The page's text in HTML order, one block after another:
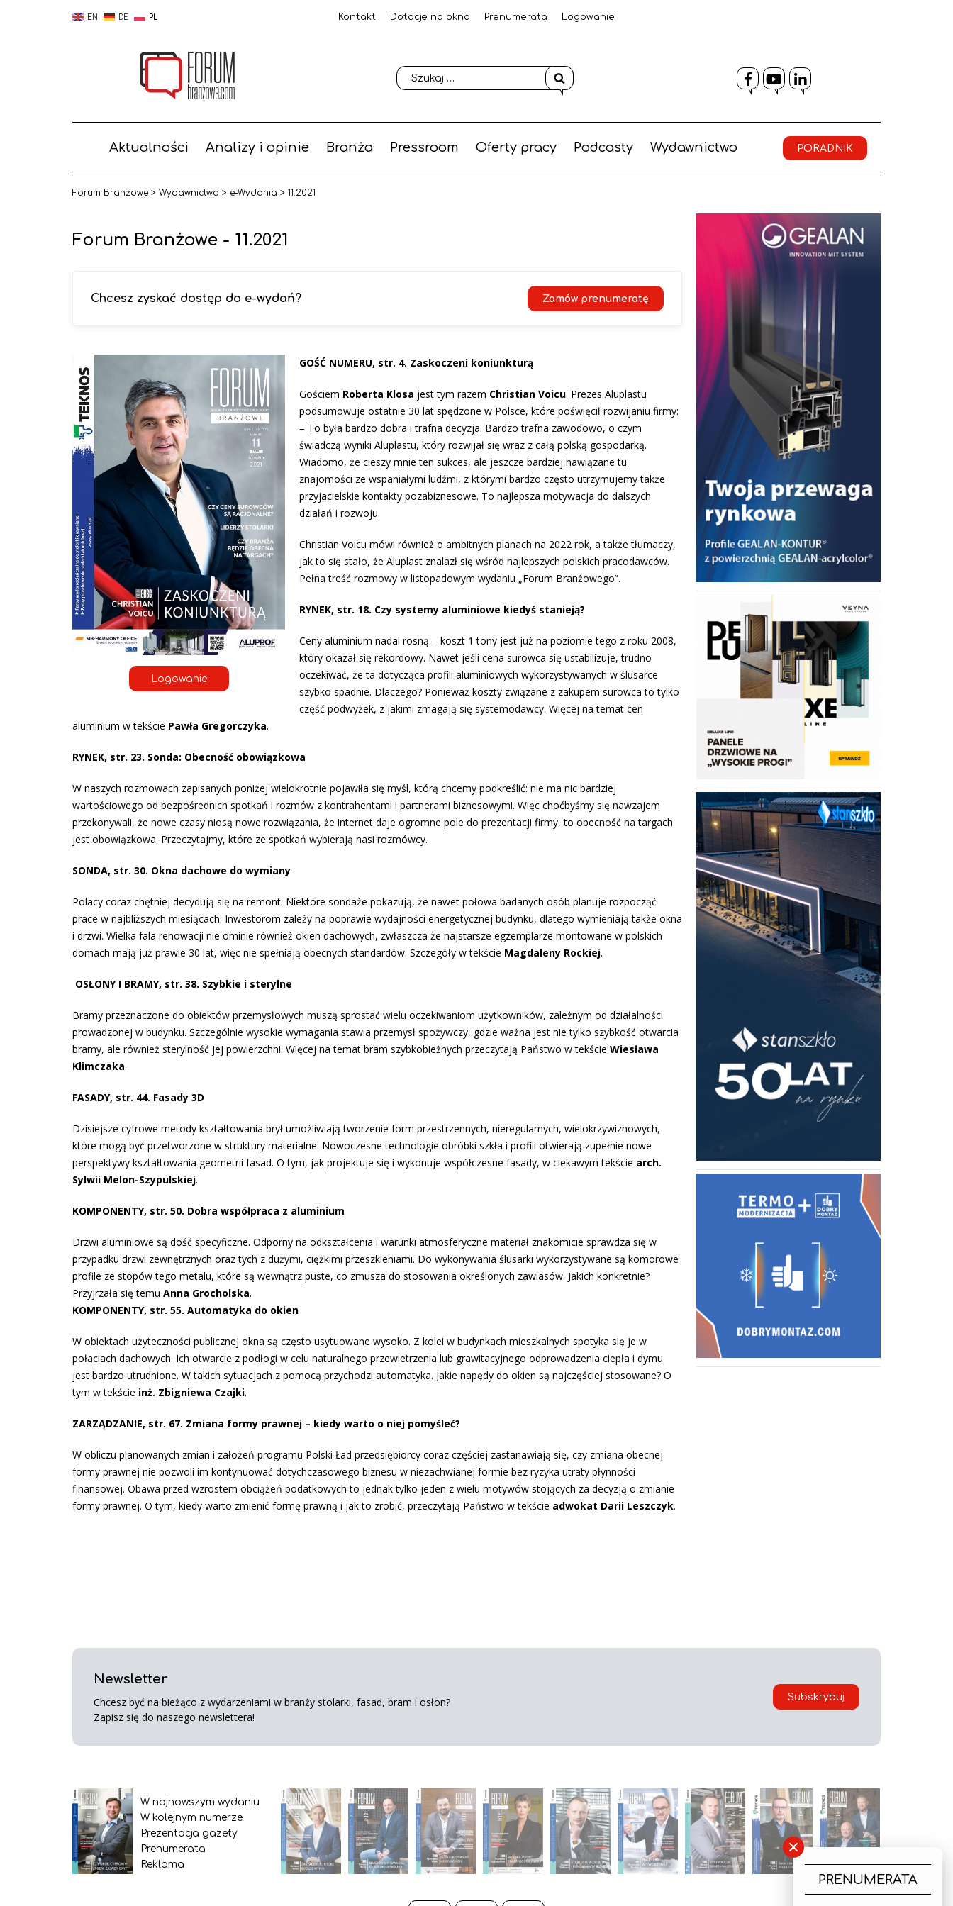
EN DE PL Kontakt Dotacje na okna Prenumerata Logowanie
Facebook
YouTube
LinkedIn
Aktualności Analizy i opinie Branża Pressroom Oferty pracy Podcasty Wydawnictwo PORADNIK
Forum Branżowe > Wydawnictwo > e-Wydania > 11.2021
Forum Branżowe - 11.2021
Chcesz zyskać dostęp do e-wydań? Zamów prenumeratę
Logowanie
GOŚĆ NUMERU, str. 4. Zaskoczeni koniunkturą
Gościem Roberta Klosa jest tym razem Christian Voicu. Prezes Aluplastu
podsumowuje ostatnie 30 lat spędzone w Polsce, które poświęcił rozwijaniu firmy:
– To była bardzo dobra i trafna decyzja. Bar­dzo trafna zawodowo, o czym
świadczą wy­niki Aluplastu, który rozwijał się wraz z całą polską gospodarką.
Wiadomo, że cieszy mnie ten sukces, ale jeszcze bardziej nawiązane tu
znajomości ze wspaniałymi ludźmi, z którymi bardzo często utrzymujemy także
przyjaciel­skie kontakty pozabiznesowe. To najlepsza motywacja do dalszych
działań i rozwoju.
Christian Voicu mówi również o ambitnych planach na 2022 rok, a także tłumaczy,
jak to się stało, że Aluplast znalazł się wśród najlepszych polskich pracodawców.
Pełna treść rozmowy w listopadowym wydaniu „Forum Branżowego”.
RYNEK, str. 18. Czy systemy aluminiowe kiedyś stanieją?
Ceny aluminium nadal rosną – koszt 1 tony jest już na poziomie tego z roku 2008,
który okazał się rekordowy. Nawet jeśli cena surowca się ustabilizuje, trudno
oczekiwać, że ta dotycząca profili aluminiowych wykorzystywanych w ślusarce
szybko spadnie. Dlaczego? Ponieważ koszty związane z zakupem surowca to tylko
część podwyżek, z jakimi zmagają się systemodawcy. Więcej na temat cen
aluminium w tekście Pawła Gregorczyka.
RYNEK, str. 23. Sonda: Obecność obowiązkowa
W naszych rozmowach zapisanych poniżej wielokrotnie pojawiła się myśl, którą chcemy podkreślić: nie ma nic bardziej
wartościowego od bezpośrednich spotkań i rozmów z kontrahentami i partnerami biznesowymi. Więc choćbyśmy się nawzajem
przekonywali, że nowe czasy niosą nowe rozwiązania, że internet daje ogromne pole do prezentacji firmy, to obecność na targach
jest obowiązkowa. Przeczytajmy, które ze spotkań wybierają nasi rozmówcy.
SONDA, str. 30. Okna dachowe do wymiany
Polacy coraz chętniej decydują się na remont. Niektóre sondaże pokazują, że nawet połowa badanych osób planuje rozpocząć
prace w najbliższych miesiącach. Inwestorom zależy na poprawie wydajności energetycznej budynku, dlatego wymieniają także okna
i drzwi. Wielka fala renowacji nie ominie również okien dachowych, zwłaszcza że najstarsze egzemplarze montowane w polskich
domach mają już prawie 30 lat, więc nie spełniają obecnych standardów. Szczegóły w tekście Magdaleny Rockiej.
OSŁONY I BRAMY, str. 38. Szybkie i sterylne
Bramy przeznaczone do obiektów przemysłowych muszą sprostać wielu oczekiwaniom użytkowników, zależnym od działalności
prowadzonej w budynku. Szczególnie wysokie wymagania stawia przemysł spożywczy, gdzie ważna jest nie tylko szybkość otwarcia
bramy, ale również sterylność jej powierzchni. Więcej na temat bram szybkobieżnych przeczytają Państwo w tekście Wiesława
Klimczaka.
FASADY, str. 44. Fasady 3D
Dzisiejsze cyfrowe metody kształtowania brył umożliwiają tworzenie form przestrzennych, nieregularnych, wielokrzywiznowych,
które mogą być przetworzone w struktury materialne. Nowoczesne technologie obróbki szkła i profili otwierają zupełnie nowe
perspektywy kształtowania geometrii fasad. O tym, jak projektuje się i wykonuje współczesne fasady, w ciekawym tekście arch.
Sylwii Melon-Szypulskiej.
KOMPONENTY, str. 50. Dobra współpraca z aluminium
Drzwi aluminiowe są dość specyficzne. Odporny na odkształcenia i warunki atmosferyczne materiał znakomicie sprawdza się w
przypadku drzwi zewnętrznych oraz tych z dużymi, ciężkimi przeszkleniami. Do wykonywania ślusarki wykorzystywane są komorowe
profile ze stopów tego metalu, które są wewnątrz puste, co zmusza do stosowania określonych zawiasów. Jakich konkretnie?
Przyjrzała się temu Anna Grocholska.
KOMPONENTY, str. 55. Automatyka do okien
W obiektach użyteczności publicznej okna są często usytuowane wysoko. Z kolei w budynkach mieszkalnych spotyka się je w
połaciach dachowych. Ich otwarcie z podłogi w celu naturalnego przewietrzenia lub grawitacyjnego odprowadzenia ciepła i dymu
jest bardzo utrudnione. W takich sytuacjach z pomocą przychodzi automatyka. Jakie napędy do okien są najczęściej stosowane? O
tym w tekście inż. Zbigniewa Czajki.
ZARZĄDZANIE, str. 67. Zmiana formy prawnej – kiedy warto o niej pomyśleć?
W obliczu planowanych zmian i założeń programu Polski Ład przedsiębiorcy coraz częściej zastanawiają się, czy zmiana obecnej
formy prawnej nie pozwoli im kontynuować dotychczasowego biznesu w niezachwianej formie bez ryzyka utraty płynności
finansowej. Obawa przed wzrostem obciążeń podatkowych to jednak tylko jeden z wielu motywów stojących za decyzją o zmianie
formy prawnej. O tym, kiedy warto zmienić formę prawną i jak to zrobić, przeczytają Państwo w tekście adwokat Darii Leszczyk.
Newsletter
Chcesz być na bieżąco z wydarzeniami w branży stolarki, fasad, bram i osłon?
Zapisz się do naszego newslettera!
Subskrybuj
W najnowszym wydaniu
W kolejnym numerze
Prezentacja gazety
Prenumerata
Reklama
×
PRENUMERATA